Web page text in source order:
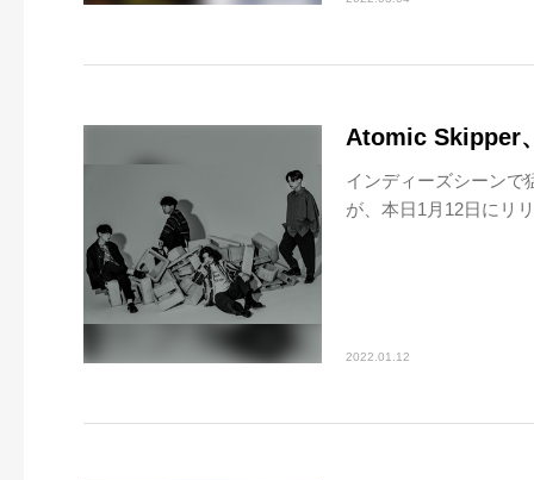
Atomic Skipper
インディーズシーンで
が、本日1月12日にリ
2022.01.12